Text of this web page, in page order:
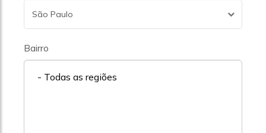
São Paulo
Bairro
- Todas as regiões